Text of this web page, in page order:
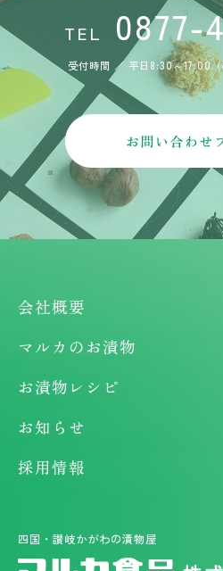
TEL 0877-
受付時間 ／ 平日8:30～17:00（
四国・讃岐かがわの漬物屋
会社概要
マルカのお漬物
お漬物レシピ
お知らせ
採用情報